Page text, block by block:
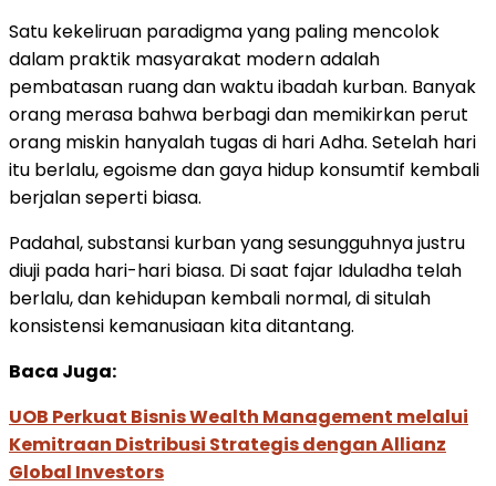
Satu kekeliruan paradigma yang paling mencolok
dalam praktik masyarakat modern adalah
pembatasan ruang dan waktu ibadah kurban. Banyak
orang merasa bahwa berbagi dan memikirkan perut
orang miskin hanyalah tugas di hari Adha. Setelah hari
itu berlalu, egoisme dan gaya hidup konsumtif kembali
berjalan seperti biasa.
Padahal, substansi kurban yang sesungguhnya justru
diuji pada hari-hari biasa. Di saat fajar Iduladha telah
berlalu, dan kehidupan kembali normal, di situlah
konsistensi kemanusiaan kita ditantang.
Baca Juga:
UOB Perkuat Bisnis Wealth Management melalui
Kemitraan Distribusi Strategis dengan Allianz
Global Investors